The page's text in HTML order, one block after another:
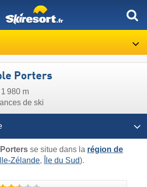
Porters
980 m
de ski
Porters se situe dans la région de
Zélande, Île du Sud).